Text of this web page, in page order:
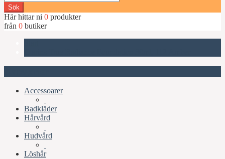
Sök
Här hittar ni 0 produkter
från 0 butiker
Accessoarer
Badkläder
Hårvård
Hudvård
Löshår